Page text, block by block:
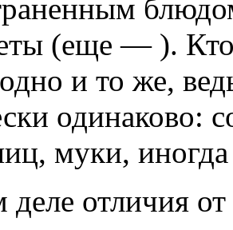
(еще — ).
и то же,
одинаково:
муки,
отличия